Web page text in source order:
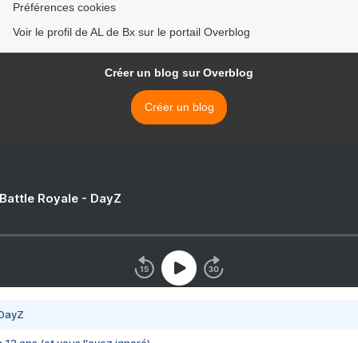
Préférences cookies
Voir le profil de AL de Bx sur le portail Overblog
Créer un blog sur Overblog
Créer un blog
Royale - DayZ